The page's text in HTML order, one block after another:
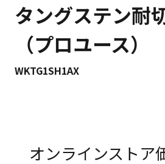
タングステン耐
（プロユース）
WKTG1SH1AX
オンラインストア